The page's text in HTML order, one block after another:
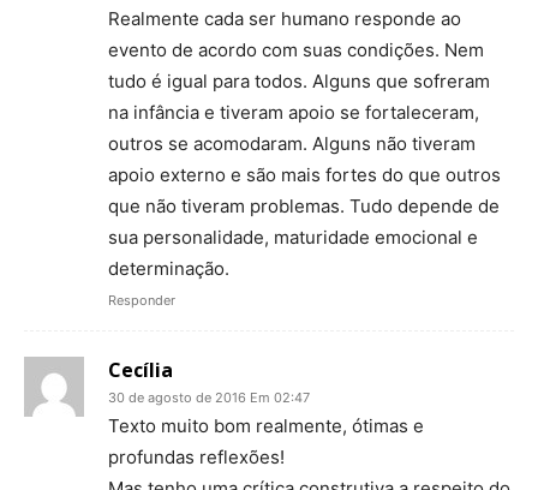
Realmente cada ser humano responde ao
evento de acordo com suas condições. Nem
tudo é igual para todos. Alguns que sofreram
na infância e tiveram apoio se fortaleceram,
outros se acomodaram. Alguns não tiveram
apoio externo e são mais fortes do que outros
que não tiveram problemas. Tudo depende de
sua personalidade, maturidade emocional e
determinação.
Responder
Cecília
30 de agosto de 2016 Em 02:47
Texto muito bom realmente, ótimas e
profundas reflexões!